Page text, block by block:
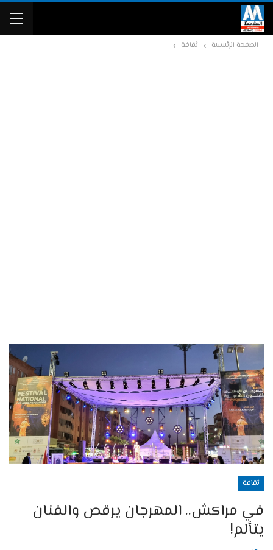
الصفحة الرئيسية ثقافة
ثقافة
في مراكش.. المهرجان يرقص والفنان
يتألم!